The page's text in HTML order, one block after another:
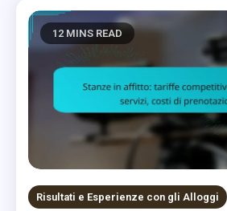
12 MINS READ
Risultati e Esperienze con gli Alloggi